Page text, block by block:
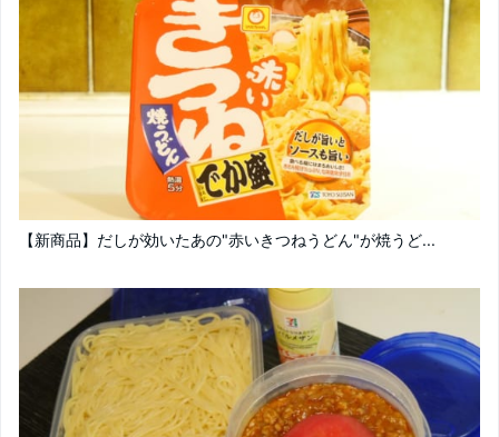
【新商品】だしが効いたあの"赤いきつねうどん"が焼うど...